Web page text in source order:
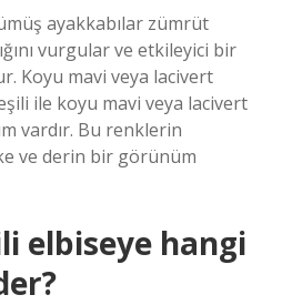
ayakkabılar zümrüt
vurgular ve etkileyici bir
Koyu mavi veya lacivert
ile koyu mavi veya lacivert
vardır. Bu renklerin
ve derin bir görünüm
elbiseye hangi